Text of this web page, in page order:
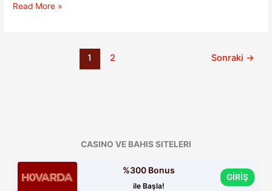
Galatasaray’ın
Read More »
1 2 Sonraki →
CASINO VE BAHIS SITELERI
%300 Bonus
ile Başla!
GİRİŞ